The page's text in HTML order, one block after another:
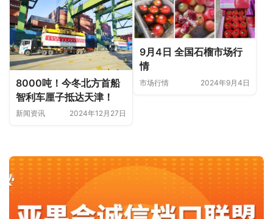
8000吨！今冬北方首船
智利车厘子抵达天津！
新闻资讯 2024年12月27日
9月4日 全国石榴市场行
情
市场行情 2024年9月4日